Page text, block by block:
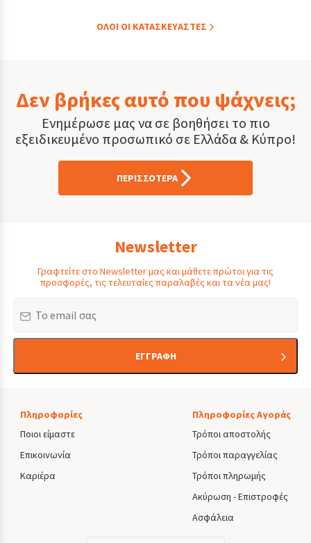
ΟΛOI ΟΙ ΚΑΤΑΣΚΕYΑΣΤΕΣ
Δεν βρήκες αυτό που ψάχνεις;
Ενημέρωσε μας να σε βοηθήσει το πιο
εξειδικευμένο προσωπικό σε Ελλάδα & Κύπρο!
ΠΕΡΙΣΣΟΤΕΡΑ
Newsletter
Γραφτείτε στο Newsletter μας και μάθετε πρώτοι για τις
προσφορές, τις τελευταίες παραλαβές και τα νέα μας!
ΕΓΓΡΑΦΗ
Πληροφορίες
Ποιοι είμαστε
Επικοινωνία
Καριέρα
Πληροφορίες Αγοράς
Τρόποι αποστολής
Τρόποι παραγγελίας
Τρόποι πληρωμής
Ακύρωση - Επιστροφές
Ασφάλεια